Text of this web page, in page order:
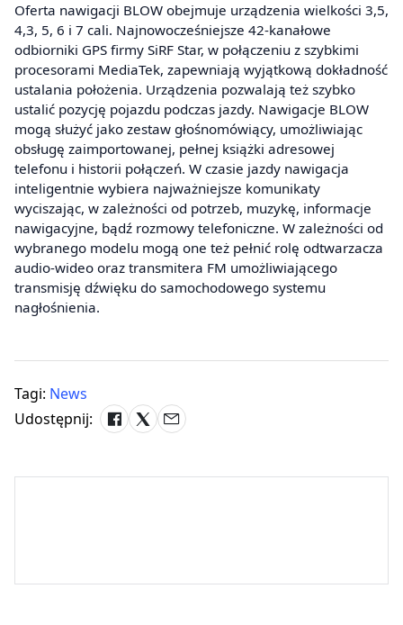
Oferta nawigacji BLOW obejmuje urządzenia wielkości 3,5,
4,3, 5, 6 i 7 cali. Najnowocześniejsze 42-kanałowe
odbiorniki GPS firmy SiRF Star, w połączeniu z szybkimi
procesorami MediaTek, zapewniają wyjątkową dokładność
ustalania położenia. Urządzenia pozwalają też szybko
ustalić pozycję pojazdu podczas jazdy. Nawigacje BLOW
mogą służyć jako zestaw głośnomówiący, umożliwiając
obsługę zaimportowanej, pełnej książki adresowej
telefonu i historii połączeń. W czasie jazdy nawigacja
inteligentnie wybiera najważniejsze komunikaty
wyciszając, w zależności od potrzeb, muzykę, informacje
nawigacyjne, bądź rozmowy telefoniczne. W zależności od
wybranego modelu mogą one też pełnić rolę odtwarzacza
audio-wideo oraz transmitera FM umożliwiającego
transmisję dźwięku do samochodowego systemu
nagłośnienia.
Tagi: News
Udostępnij: